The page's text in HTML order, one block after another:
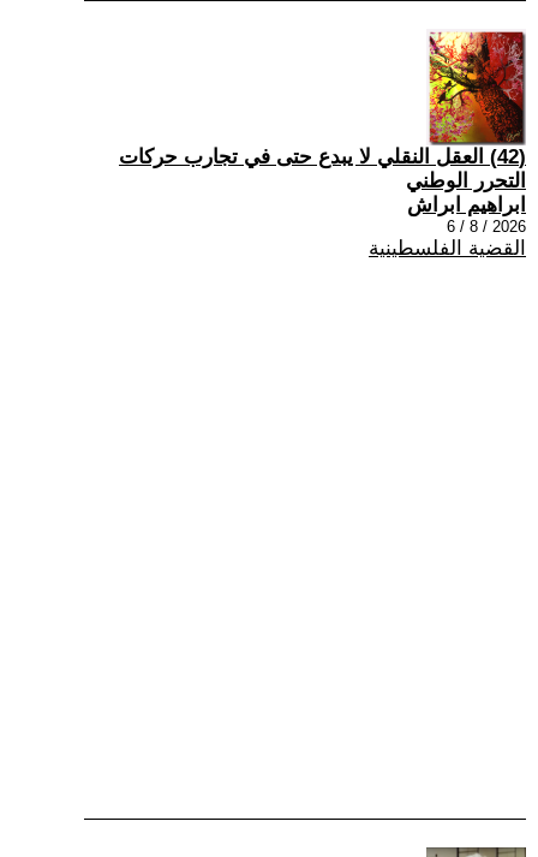
(42) العقل النقلي لا يبدع حتى في تجارب حركات
التحرر الوطني
ابراهيم ابراش
2026 / 8 / 6
القضية الفلسطينية